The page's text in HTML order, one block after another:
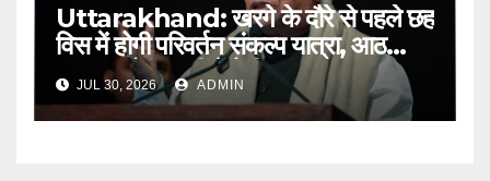
Uttarakhand: खरगे के दौरे से पहले छह
विस में होगी परिवर्तन संकल्प यात्रा, आठ
अगस्त को हल्द्वानी में रैली
JUL 30, 2026 ADMIN